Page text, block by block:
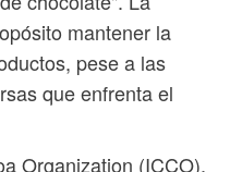
mantener la
pese a las
que enfrenta el
Organization (ICCO),